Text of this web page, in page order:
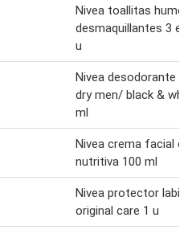
Nivea toallitas
desmaquillantes 3 en
u
Nivea desodorante
dry men/ black &
ml
Nivea crema facial
nutritiva 100 ml
Nivea protector labial
original care 1 u